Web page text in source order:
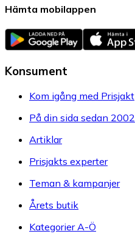
Hämta mobilappen
Konsument
Kom igång med Prisjakt
På din sida sedan 2002
Artiklar
Prisjakts experter
Teman & kampanjer
Årets butik
Kategorier A-Ö